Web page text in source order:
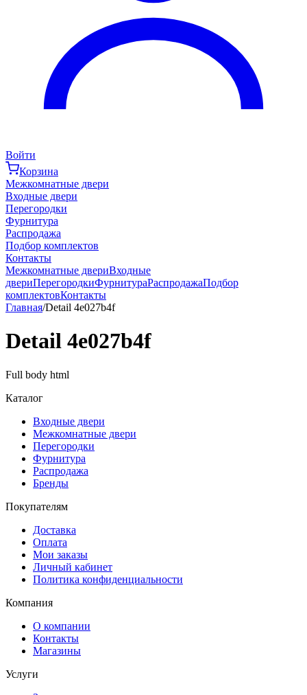
Войти
Корзина
Межкомнатные двери
Входные двери
Перегородки
Фурнитура
Распродажа
Подбор комплектов
Контакты
Межкомнатные двериВходные
двериПерегородкиФурнитураРаспродажаПодбор
комплектовКонтакты
Главная/Detail 4e027b4f
Detail 4e027b4f
Full body html
Каталог
Входные двери
Межкомнатные двери
Перегородки
Фурнитура
Распродажа
Бренды
Покупателям
Доставка
Оплата
Мои заказы
Личный кабинет
Политика конфиденциальности
Компания
О компании
Контакты
Магазины
Услуги